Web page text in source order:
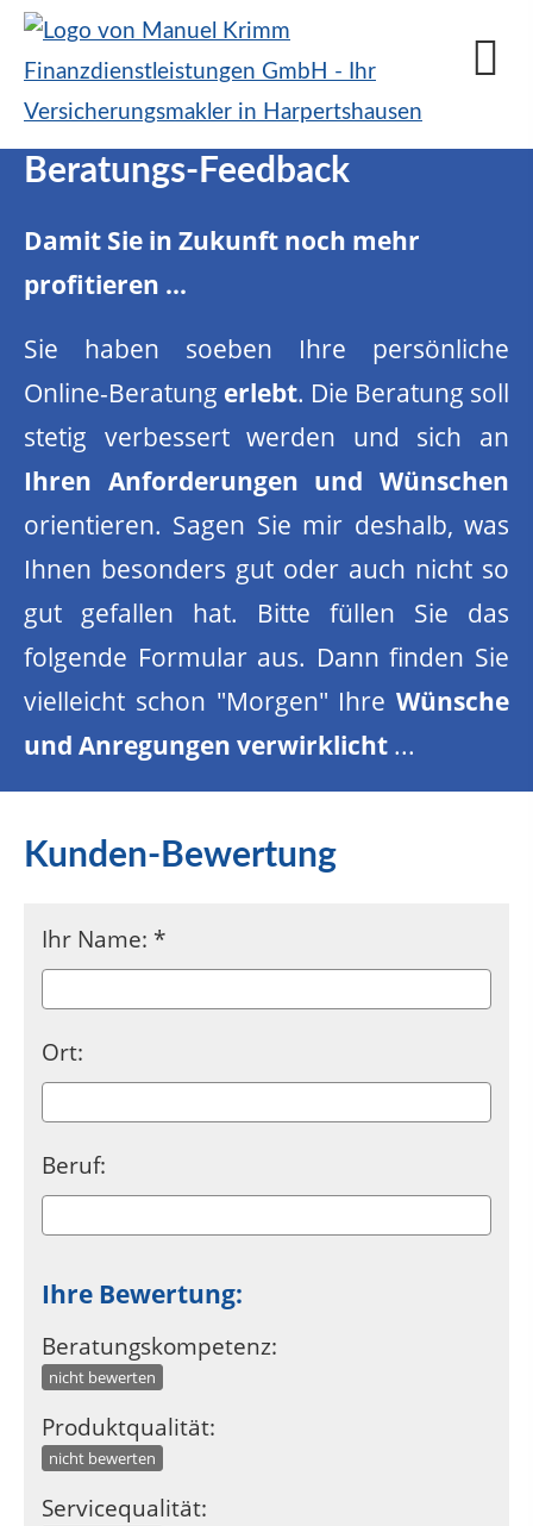
Beratungs-Feedback
Damit Sie in Zukunft noch mehr
profitieren ...
Sie haben soeben Ihre persönliche
Online-Beratung erlebt. Die Beratung soll
stetig verbessert werden und sich an
Ihren Anforderungen und Wünschen
orientieren. Sagen Sie mir deshalb, was
Ihnen besonders gut oder auch nicht so
gut gefallen hat. Bitte füllen Sie das
folgende Formular aus. Dann finden Sie
vielleicht schon "Morgen" Ihre Wünsche
und Anregungen verwirklicht ...
Kunden-Bewertung
Ihr Name: *
Ort:
Beruf:
Ihre Bewertung:
Beratungskompetenz:
nicht bewerten
Produktqualität:
nicht bewerten
Servicequalität: